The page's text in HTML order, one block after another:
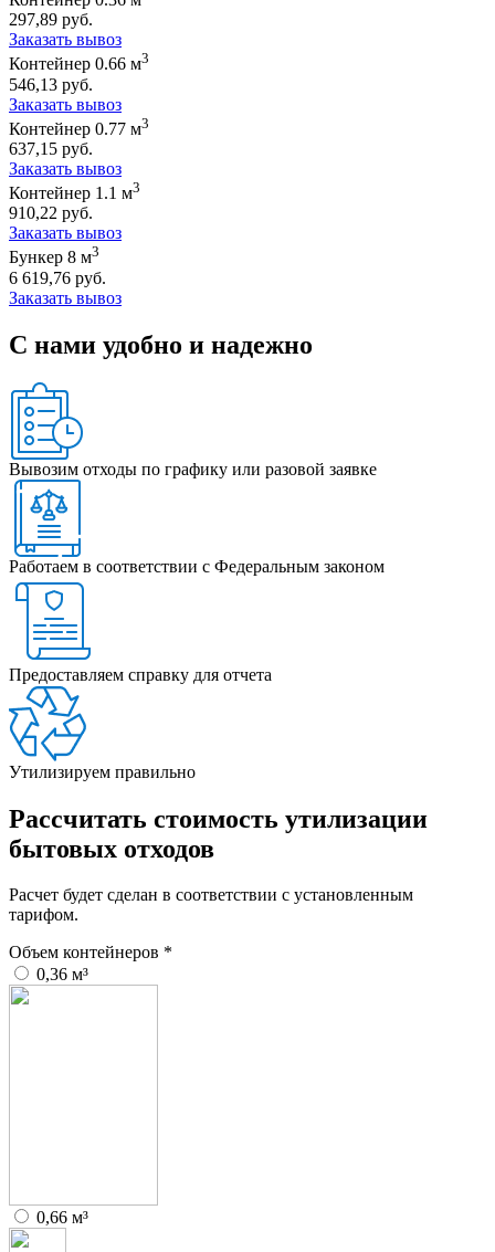
297,89 руб.
Заказать вывоз
Контейнер 0.66 м3
546,13 руб.
Заказать вывоз
Контейнер 0.77 м3
637,15 руб.
Заказать вывоз
Контейнер 1.1 м3
910,22 руб.
Заказать вывоз
Бункер 8 м3
6 619,76 руб.
Заказать вывоз
С нами удобно и надежно
Вывозим отходы по графику или разовой заявке
Работаем в соответствии с Федеральным законом
Предоставляем справку для отчета
Утилизируем правильно
Рассчитать стоимость утилизации
бытовых отходов
Расчет будет сделан в соответствии с установленным
тарифом.
Объем контейнеров *
0,36 м³
0,66 м³